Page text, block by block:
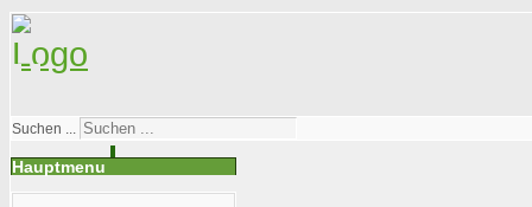
Suchen ...
Hauptmenu